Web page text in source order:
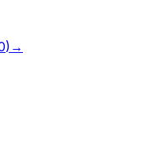
) →